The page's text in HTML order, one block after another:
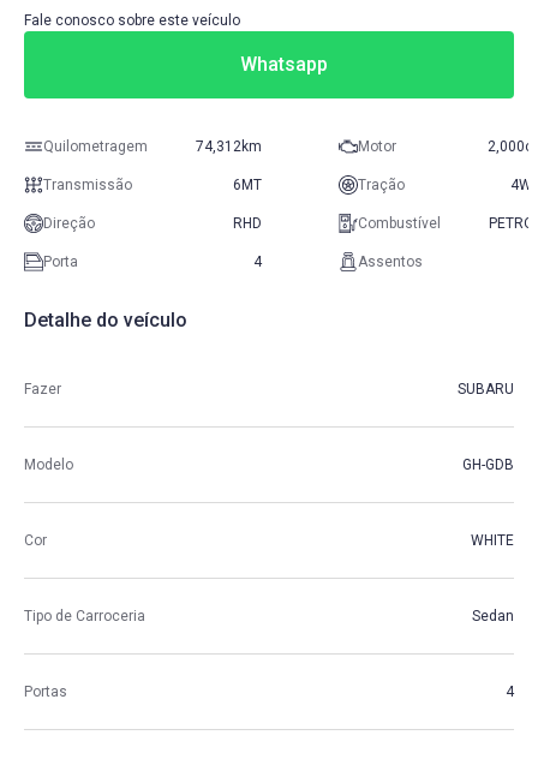
Fale conosco sobre este veículo
Whatsapp
Quilometragem 74,312km Motor
Transmissão 6MT Tração
Direção RHD Combustível
Porta 4 Assentos
Detalhe do veículo
Fazer SUBARU
Modelo GH-GDB
Cor WHITE
Tipo de Carroceria Sedan
Portas 4